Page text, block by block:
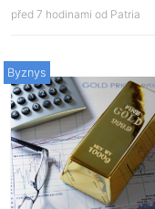
před 7 hodinami od Patria
Byznys